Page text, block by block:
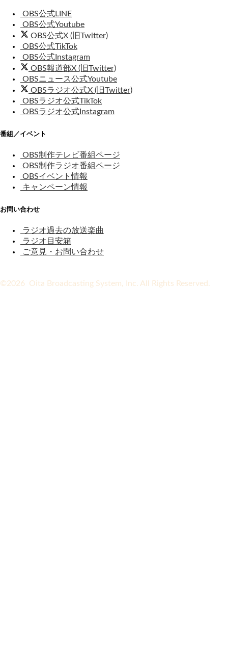
OBS公式LINE
OBS公式Youtube
OBS公式X (旧Twitter)
OBS公式TikTok
OBS公式Instagram
OBS報道部X (旧Twitter)
OBSニュース公式Youtube
OBSラジオ公式X (旧Twitter)
OBSラジオ公式TikTok
OBSラジオ公式Instagram
番組／イベント
OBS制作テレビ番組ページ
OBS制作ラジオ番組ページ
OBSイベント情報
キャンペーン情報
お問い合わせ
ラジオ過去の放送楽曲
ラジオ目安箱
ご意見・お問い合わせ
©2026 Oita Broadcasting System, Inc. All Rights Reserved.